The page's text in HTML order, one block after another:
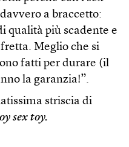
a braccetto:
qualità più scadente e
Meglio che si
fatti per durare (il
la garanzia!”.
striscia di
sex toy.